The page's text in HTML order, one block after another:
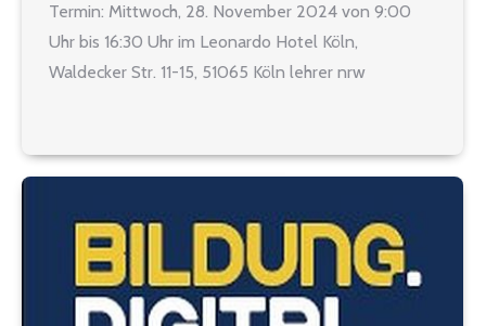
Termin: Mittwoch, 28. November 2024 von 9:00
Uhr bis 16:30 Uhr im Leonardo Hotel Köln,
Waldecker Str. 11-15, 51065 Köln lehrer nrw
Schule die Rede. Indes…